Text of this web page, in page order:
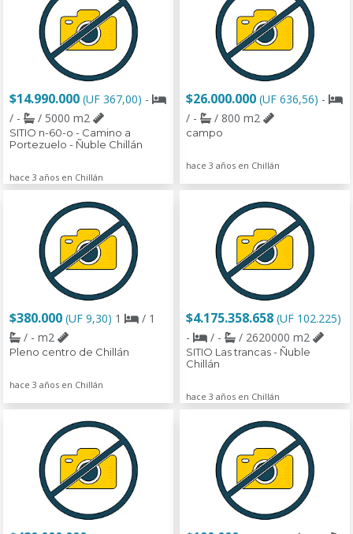
$14.990.000 (UF 367,00) -
/ -
/ 5000 m2
SITIO n-60-o - Camino a
Portezuelo - Ñuble Chillán
hace 3 años en Chillán
$26.000.000 (UF 636,56) -
/ -
/ 800 m2
campo
hace 3 años en Chillán
$380.000 (UF 9,30) 1
/ 1
/ - m2
Pleno centro de Chillán
hace 3 años en Chillán
$4.175.358.658 (UF 102.225)
-
/ - / 2620000 m2
SITIO Las trancas - Ñuble
Chillán
hace 3 años en Chillán